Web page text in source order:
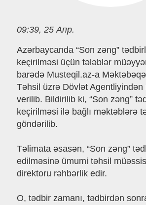
09:39, 25 Апр.
Azərbaycanda “Son zəng”
keçirilməsi üçün tələblər
barədə Musteqil.az-a
Təhsil üzrə Dövlət Agentliyindən
verilib. Bildirilib ki, “Son zəng”
keçirilməsi ilə bağlı məktəblərə
göndərilib.
Təlimata əsasən, “Son zəng”
edilməsinə ümumi təhsil
direktoru rəhbərlik edir.
O, tədbir zamanı, tədbirdən